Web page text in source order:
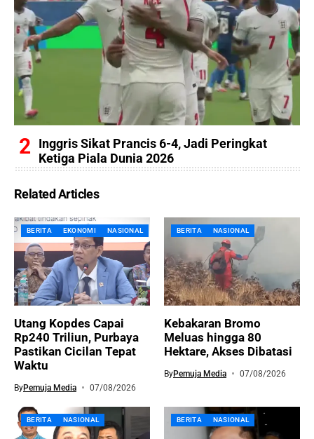
Inggris Sikat Prancis 6-4, Jadi Peringkat
Ketiga Piala Dunia 2026
Related Articles
BERITA EKONOMI NASIONAL
Utang Kopdes Capai
Rp240 Triliun, Purbaya
Pastikan Cicilan Tepat
Waktu
ByPemuja Media 07/08/2026
BERITA NASIONAL
Kebakaran Bromo
Meluas hingga 80
Hektare, Akses Dibatasi
ByPemuja Media 07/08/2026
BERITA NASIONAL BERITA NASIONAL